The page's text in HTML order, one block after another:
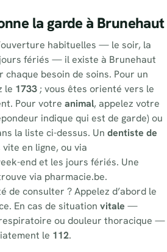
la garde à Brunehaut
habituelles — le soir, la
fériés — il existe à Brunehaut
chaque besoin de soins. Pour un
le 1733; vous êtes orienté vers le
Pour votre animal, appelez votre
indique qui est de garde) ou
la liste ci-dessus. Un dentiste de
en ligne, ou via
end et les jours fériés. Une
via pharmacie.be.
de consulter ? Appelez d’abord le
En cas de situation vitale —
ou douleur thoracique —
le 112.